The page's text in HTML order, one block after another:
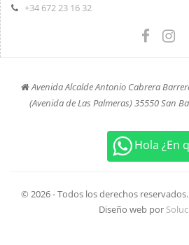
Hola ¿En
+34 672 23 16 32
Avenida Alcalde Antonio Cabrera
(Avenida de Las Palmeras) 35550 San
© 2026 - Todos los derechos
Diseño web por